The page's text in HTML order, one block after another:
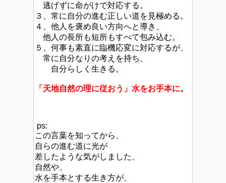
逃げずに命がけで対応する。
３、常に自分の進む正しい道を見極める。
４、他人を褒め良い方向へと導き、
他人の長所も短所もすべて包み込む。
５、何事も素直に臨機応変に対応するが、
常に自分なりの考えを持ち、
自分らしく生きる。
「天地自然の理に従おう」水をお手本に。
ps:
この言葉を知ってから、
自らの進む道に光が
差したような気がしました、
自然や、
水を手本とする生き方が、